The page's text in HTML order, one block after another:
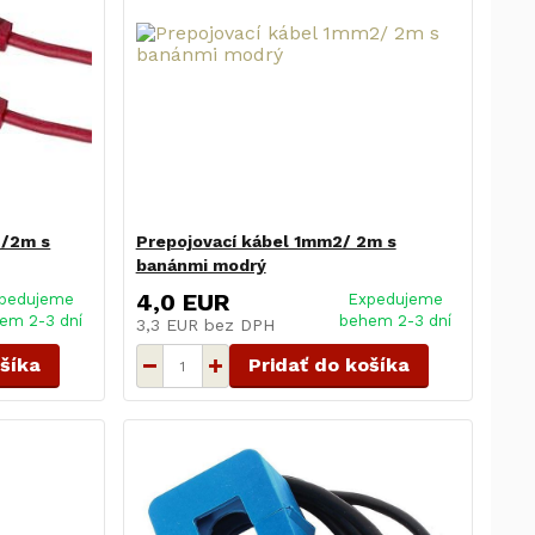
2m s
2-3 dní
Prepojovací kábel 1mm2/ 2m s
banánmi modrý
4,0 EUR
3,3 EUR bez DPH
Expedujeme
behem 2-3 dní
Pridať do košíka